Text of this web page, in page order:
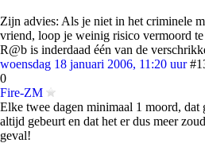
Zijn advies: Als je niet in het criminele
vriend, loop je weinig risico vermoord
R@b is inderdaad één van de
woensdag 18 januari 2006, 11:20 uur
0
Fire-ZM
Elke twee dagen minimaal 1 moord, dat
altijd gebeurt en dat het er dus meer
geval!